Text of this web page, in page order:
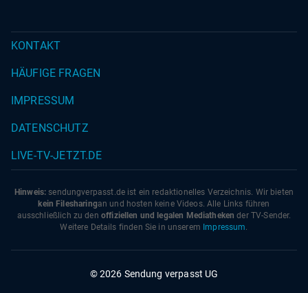
KONTAKT
HÄUFIGE FRAGEN
IMPRESSUM
DATENSCHUTZ
LIVE-TV-JETZT.DE
Hinweis: sendungverpasst.de ist ein redaktionelles Verzeichnis. Wir bieten
kein Filesharingan und hosten keine Videos. Alle Links führen
ausschließlich zu den offiziellen und legalen Mediatheken der TV-Sender.
Weitere Details finden Sie in unserem Impressum.
© 2026 Sendung verpasst UG